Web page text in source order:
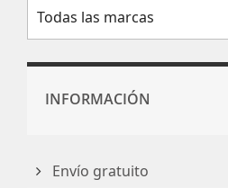
Todas las marcas
INFORMACIÓN
Envío gratuito